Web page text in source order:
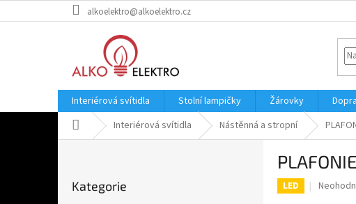
na
alkoelektro@alkoelektro.cz
Interiérová svítidla Stolní lampičky Žárovky
Domů Interiérová svítidla Nástěnná a stropní
kategorie
Kategorie LED